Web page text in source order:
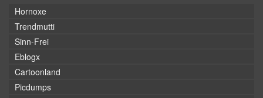
Hornoxe
Trendmutti
Sinn-Frei
Eblogx
Cartoonland
Picdumps